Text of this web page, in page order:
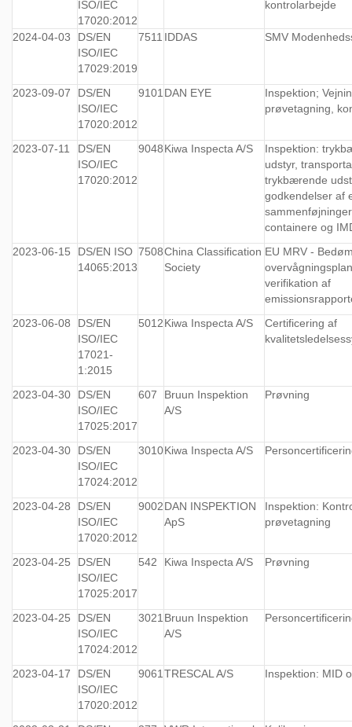
ISO/IEC
17020:2012
kontrolarbejde
2024-04-03
DS/EN
ISO/IEC
17029:2019
7511 IDDAS SMV
2023-09-07
DS/EN
ISO/IEC
17020:2012
9101 DAN EYE
Inspektion;
prøvetagning,
2023-07-11
DS/EN
ISO/IEC
17020:2012
9048Kiwa Inspecta A/S
Inspektion:
udstyr,
trykbærende
godkendelser af
containere og
2023-06-15
DS/EN ISO
14065:2013
7508China Classification
Society
EU MRV -
verifikation af
2023-06-08
DS/EN
ISO/IEC
17021-
1:2015
5012Kiwa Inspecta A/S
Certificering af
2023-04-30
DS/EN
ISO/IEC
17025:2017
607
Bruun Inspektion
A/S
Prøvning
2023-04-30
DS/EN
ISO/IEC
17024:2012
3010Kiwa Inspecta A/S
2023-04-28
DS/EN
ISO/IEC
17020:2012
9002DAN INSPEKTION
ApS
Inspektion:
prøvetagning
2023-04-25
DS/EN
ISO/IEC
17025:2017
542 Kiwa Inspecta A/S Prøvning
2023-04-25
DS/EN
ISO/IEC
17024:2012
3021 Bruun Inspektion
A/S
2023-04-17
DS/EN
ISO/IEC
17020:2012
9061 TRESCAL A/S Inspektion: MID